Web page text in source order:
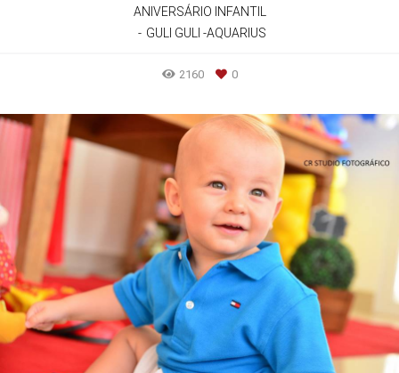
ANIVERSÁRIO INFANTIL
GULI GULI -AQUARIUS
2160 0